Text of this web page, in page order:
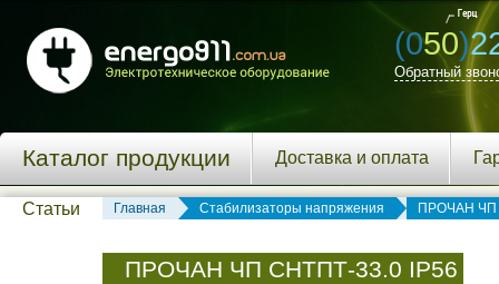
(050)
Обратный
Каталог продукции Доставка и оплата
Статьи Главная Стабилизаторы напряжения ПРОЧАН ЧП
ПРОЧАН ЧП СНТПТ-33.0 IP56